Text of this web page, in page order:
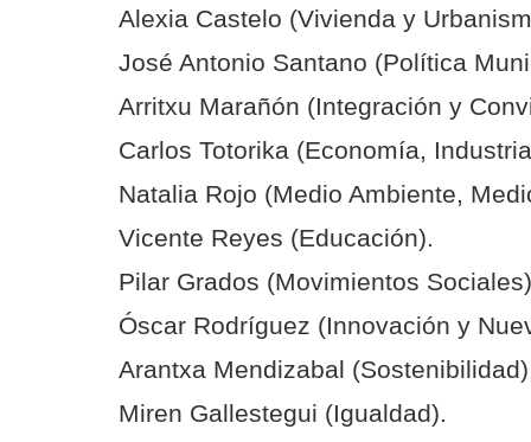
Alexia Castelo (Vivienda y
José Antonio Santano (Política
Arritxu Marañón (Integración y
Carlos Totorika (Economía,
Natalia Rojo (Medio Ambiente,
Vicente Reyes (Educación).
Pilar Grados (Movimientos
Óscar Rodríguez (Innovación y
Arantxa Mendizabal
Miren Gallestegui (Igualdad).